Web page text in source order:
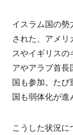
イスラム国の
された、アメ
スやイギリス
アやアラブ首
国も参加。た
国も弱体化が進
こうした状況